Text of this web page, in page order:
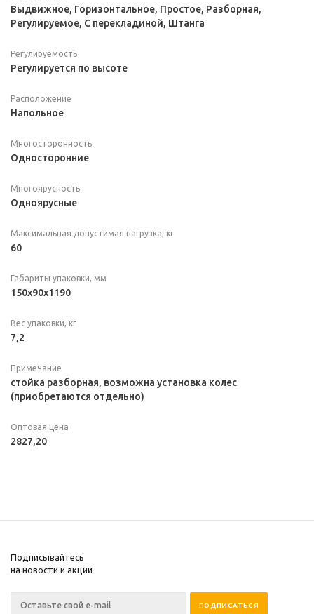
Выдвижное, Горизонтальное, Простое, Разборная,
Регулируемое, С перекладиной, Штанга
Регулируемость
Регулируется по высоте
Расположение
Напольное
Многосторонность
Односторонние
Многоярусность
Одноярусные
Максимальная допустимая нагрузка, кг
60
Габариты упаковки, мм
150x90x1190
Вес упаковки, кг
7,2
Примечание
стойка разборная, возможна установка колес
(приобретаются отдельно)
Оптовая цена
2827,20
Подписывайтесь
на новости и акции